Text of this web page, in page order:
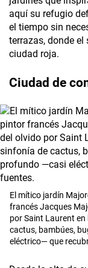
aquí su refugio
el tiempo sin
terrazas, donde
ciudad roja.
Ciudad de
El mítico jardín
francés Jacques
por Saint Laurent
cactus, bambúes,
eléctrico— que